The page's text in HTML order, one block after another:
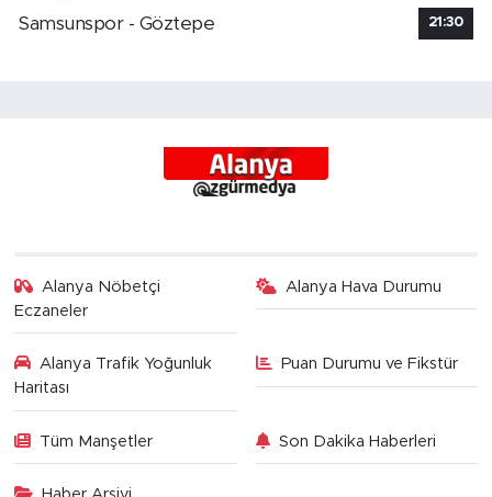
Samsunspor - Göztepe
21:30
Alanya Nöbetçi
Eczaneler
Alanya Hava Durumu
Alanya Trafik Yoğunluk
Haritası
Puan Durumu ve Fikstür
Tüm Manşetler Son Dakika Haberleri